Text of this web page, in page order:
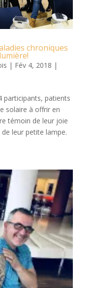
chroniques
| Fév 4, 2018 |
participants, patients
solaire à offrir en
témoin de leur joie
leur petite lampe.